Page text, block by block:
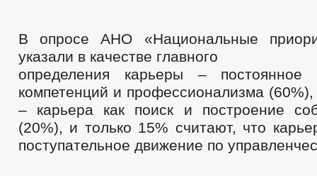
В опросе АНО «Национальные
указали в качестве главного
определения карьеры – постоянное
компетенций и профессионализма
– карьера как поиск и построение
(20%), и только 15% считают, что
поступательное движение по